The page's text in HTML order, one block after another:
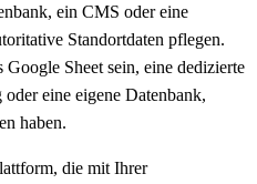
ein CMS oder eine
Standortdaten pflegen.
Sheet sein, eine dedizierte
eine eigene Datenbank,
haben.
die mit Ihrer